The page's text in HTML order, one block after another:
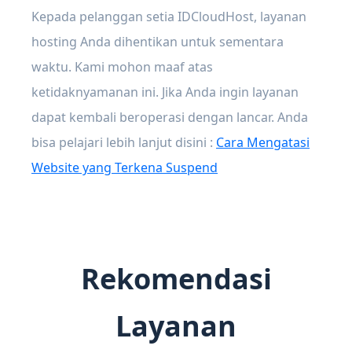
Kepada pelanggan setia IDCloudHost, layanan
hosting Anda dihentikan untuk sementara
waktu. Kami mohon maaf atas
ketidaknyamanan ini. Jika Anda ingin layanan
dapat kembali beroperasi dengan lancar. Anda
bisa pelajari lebih lanjut disini : Cara Mengatasi
Website yang Terkena Suspend
Rekomendasi
Layanan